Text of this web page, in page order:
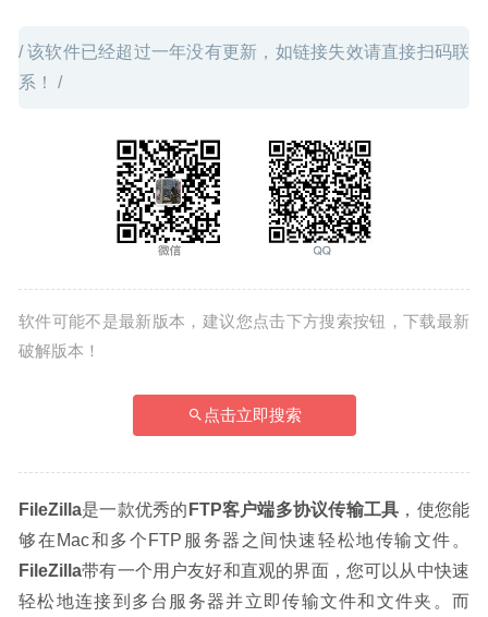
/ 该软件已经超过一年没有更新，如链接失效请直接扫码联
系！ /
软件可能不是最新版本，建议您点击下方搜索按钮，下载最新
破解版本！
点击立即搜索
FileZilla是一款优秀的 FTP客户端多协议传输工具 ，使您能
够在Mac和多个FTP服务器之间快速轻松地传输文件。
FileZilla带有一个用户友好和直观的界面，您可以从中快速
轻松地连接到多台服务器并立即传输文件和文件夹。而